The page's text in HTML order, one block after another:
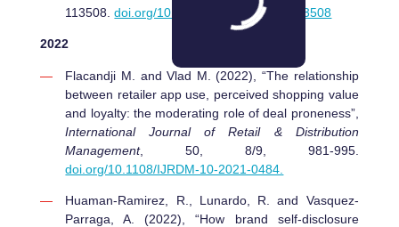
113508.doi.org/10.1016/j.jbusres.2022.113508
2022
Flacandji M. and Vlad M. (2022), “The relationship
between retailer app use, perceived shopping value
and loyalty: the moderating role of deal proneness”,
International Journal of Retail & Distribution
Management, 50, 8/9, 981-995.
doi.org/10.1108/IJRDM-10-2021-0484.
Huaman-Ramirez, R., Lunardo, R. and Vasquez-
Parraga, A. (2022), “How brand self-disclosure